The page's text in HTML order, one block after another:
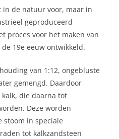
in de natuur voor, maar in
geproduceerd
proces voor het maken van
19e eeuw ontwikkeld.
van 1:12, ongebluste
gemengd. Daardoor
die daarna tot
Deze worden
stoom in speciale
tot kalkzandsteen